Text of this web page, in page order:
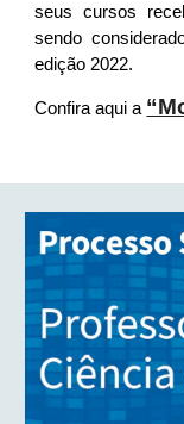
seus cursos
sendo
edição 2022.
Confira aqui a